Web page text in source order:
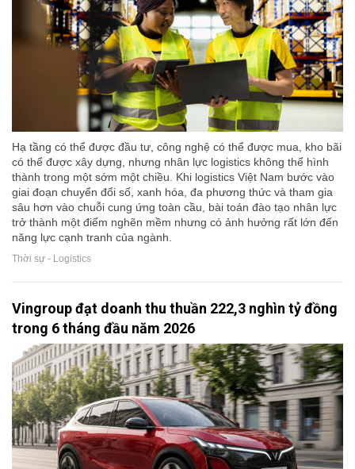
Hạ tầng có thể được đầu tư, công nghệ có thể được mua, kho bãi
có thể được xây dựng, nhưng nhân lực logistics không thể hình
thành trong một sớm một chiều. Khi logistics Việt Nam bước vào
giai đoạn chuyển đổi số, xanh hóa, đa phương thức và tham gia
sâu hơn vào chuỗi cung ứng toàn cầu, bài toán đào tạo nhân lực
trở thành một điểm nghẽn mềm nhưng có ảnh hưởng rất lớn đến
năng lực cạnh tranh của ngành.
Thời sự - Logistics
Vingroup đạt doanh thu thuần 222,3 nghìn tỷ đồng
trong 6 tháng đầu năm 2026